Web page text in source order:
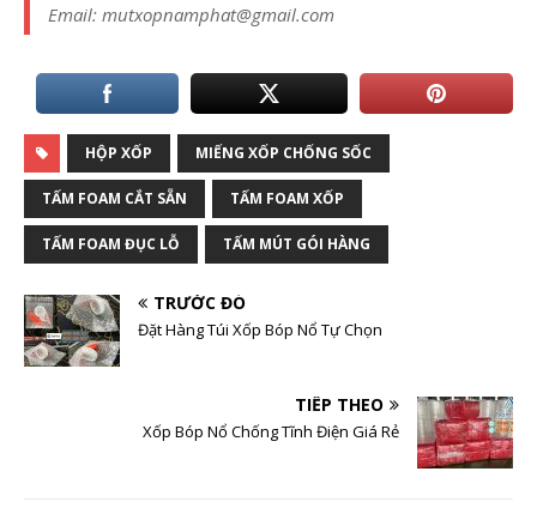
Email: mutxopnamphat@gmail.com
HỘP XỐP MIẾNG XỐP CHỐNG SỐC
TẤM FOAM CẮT SẴN TẤM FOAM XỐP
TẤM FOAM ĐỤC LỖ TẤM MÚT GÓI HÀNG
TRƯỚC ĐÓ
Đặt Hàng Túi Xốp Bóp Nổ Tự Chọn
TIẾP THEO
Xốp Bóp Nổ Chống Tĩnh Điện Giá Rẻ